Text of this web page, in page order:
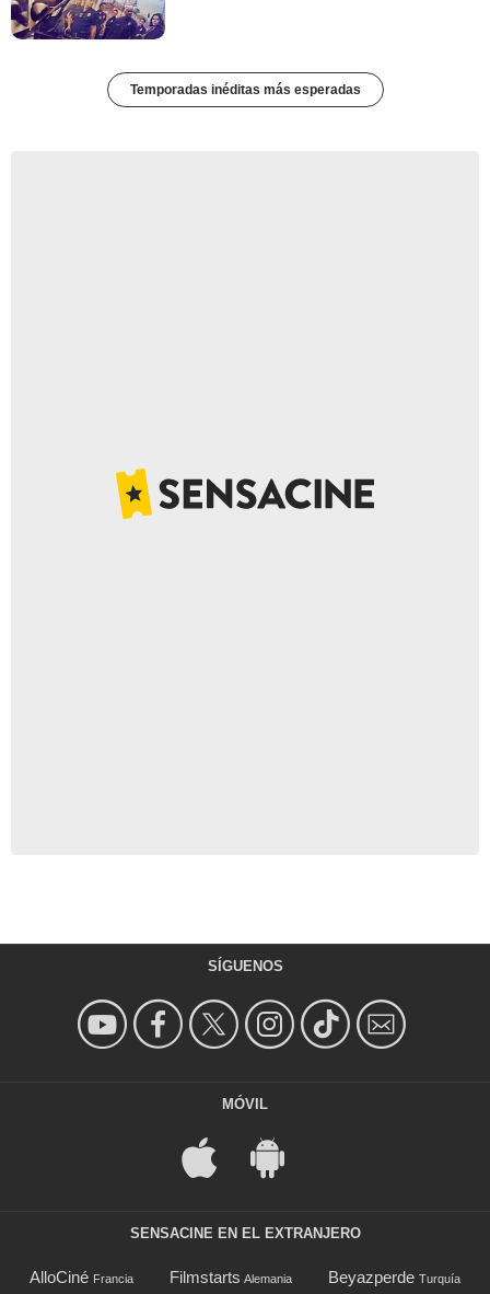
Temporadas inéditas más esperadas
SÍGUENOS
MÓVIL
SENSACINE EN EL EXTRANJERO
AlloCiné Francia Filmstarts Alemania Beyazperde Turquía